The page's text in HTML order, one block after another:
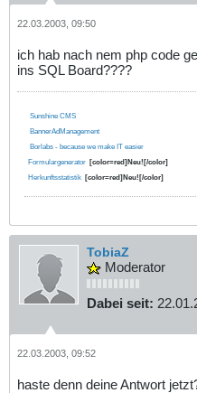
22.03.2003, 09:50
ich hab nach nem php code
ins SQL Board????
Sunshine CMS
BannerAdManagement
Borlabs - because we make IT easier
Formulargenerator [color=red]Neu![/color]
Herkunftsstatistik [color=red]Neu![/color]
TobiaZ
Moderator
Dabei seit:
22.03.2003, 09:52
haste denn deine Antwort